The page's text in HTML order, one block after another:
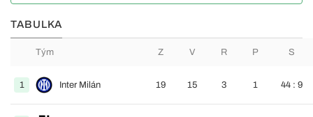
TABULKA
Tým Z V R P S
1 Inter Milán 19 15 3 1 44 : 9